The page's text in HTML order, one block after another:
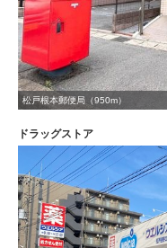
松戸根本郵便局（950m）
ドラッグストア